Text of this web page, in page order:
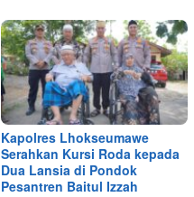
Kapolres Lhokseumawe
Serahkan Kursi Roda kepada
Dua Lansia di Pondok
Pesantren Baitul Izzah